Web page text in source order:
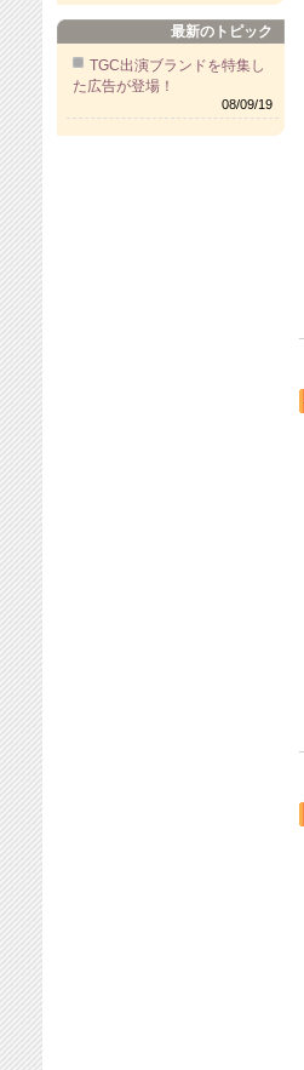
最新のトピック
TGC出演ブランドを特集し
た広告が登場！
08/09/19